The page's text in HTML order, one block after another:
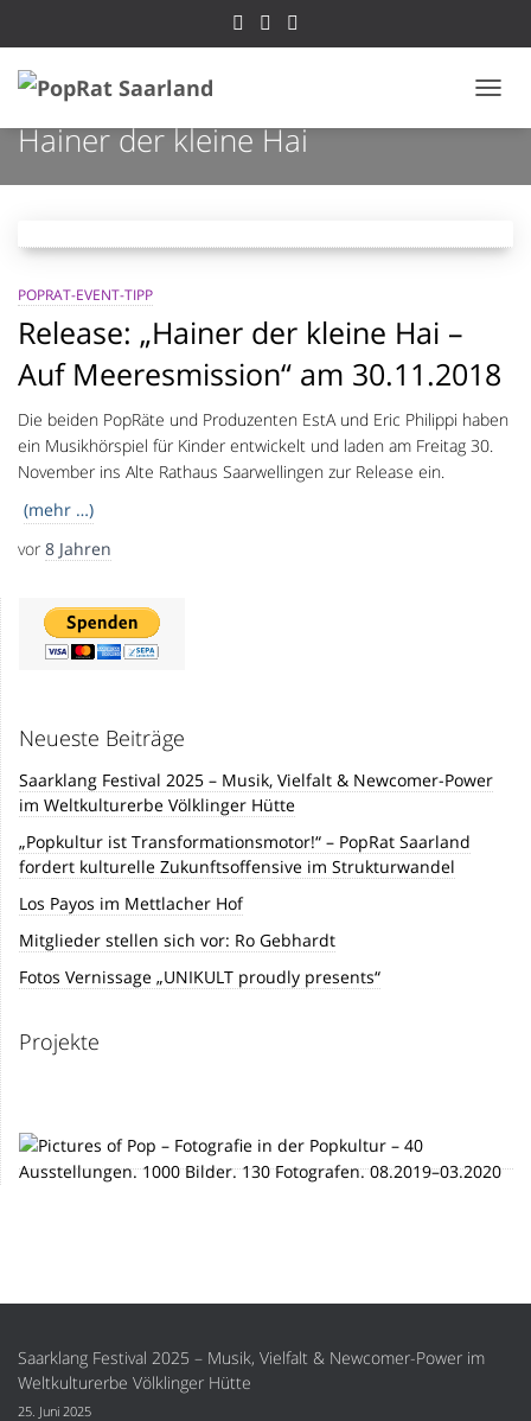
Hainer der kleine Hai
POPRAT-EVENT-TIPP
Release: „Hainer der kleine Hai –
Auf Meeresmission“ am 30.11.2018
Die beiden PopRäte und Produzenten EstA und Eric Philippi haben
ein Musikhörspiel für Kinder entwickelt und laden am Freitag 30.
November ins Alte Rathaus Saarwellingen zur Release ein.
(mehr …)
vor 8 Jahren
Neueste Beiträge
Saarklang Festival 2025 – Musik, Vielfalt & Newcomer-Power
im Weltkulturerbe Völklinger Hütte
„Popkultur ist Transformationsmotor!“ – PopRat Saarland
fordert kulturelle Zukunftsoffensive im Strukturwandel
Los Payos im Mettlacher Hof
Mitglieder stellen sich vor: Ro Gebhardt
Fotos Vernissage „UNIKULT proudly presents“
Projekte
Saarklang Festival 2025 – Musik, Vielfalt & Newcomer-Power im
Weltkulturerbe Völklinger Hütte
25. Juni 2025